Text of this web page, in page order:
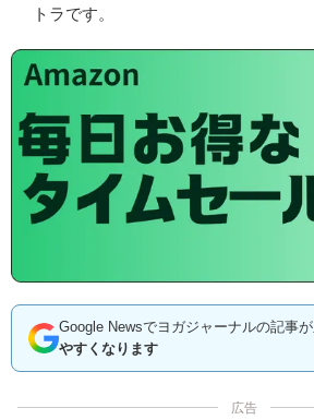
トラです。
Google Newsでヨガジャーナルの記事が
やすくなります
広告